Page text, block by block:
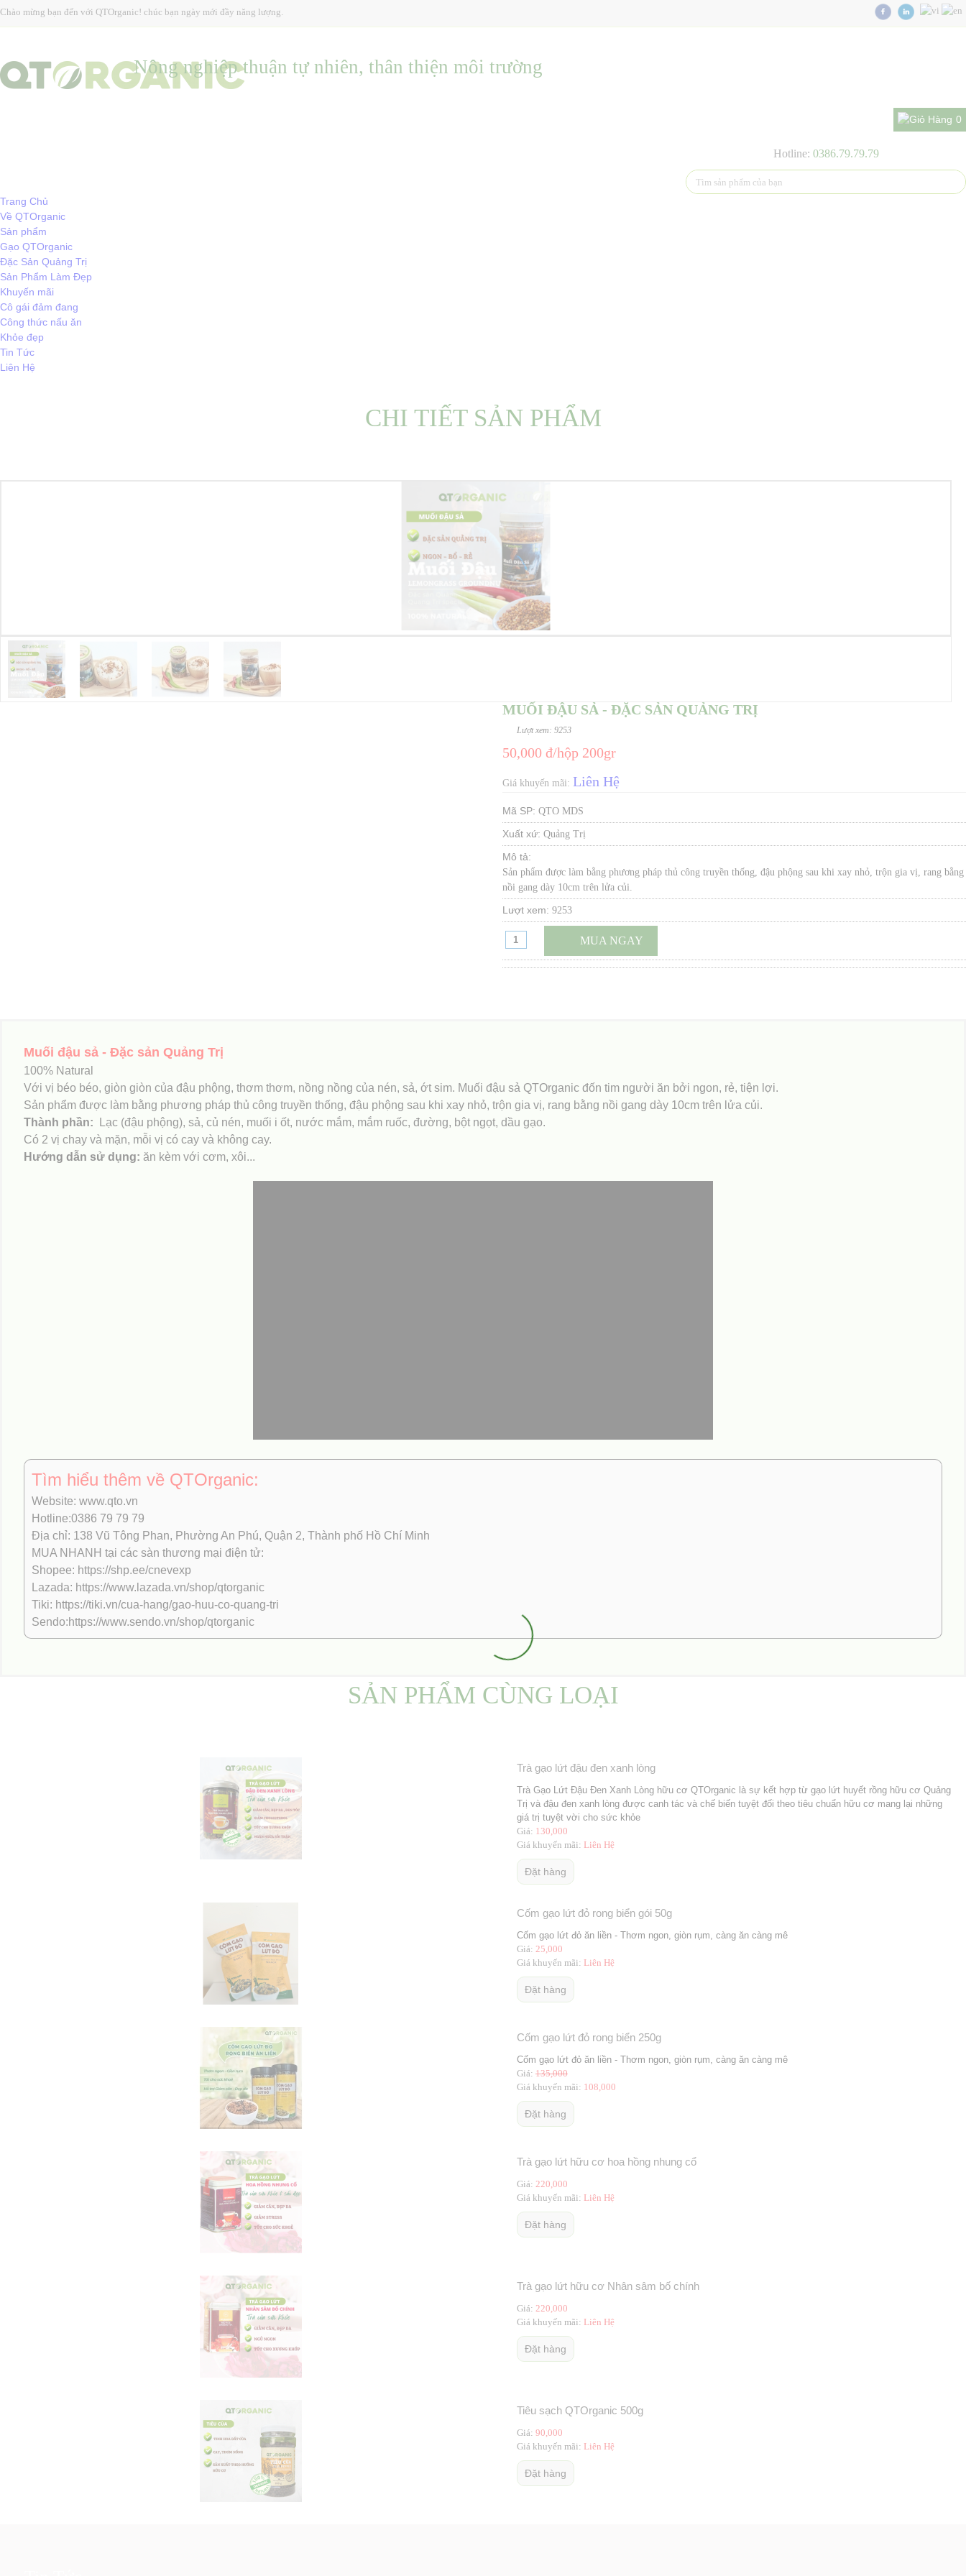
Chào mừng bạn đến với QTOrganic! chúc bạn ngày mới đầy năng lượng.
Nông nghiệp thuận tự nhiên, thân thiện môi trường
Hotline: 0386.79.79.79
Trang Chủ
Về QTOrganic
Sản phẩm
Gạo QTOrganic
Đặc Sản Quảng Trị
Sản Phẩm Làm Đẹp
Khuyến mãi
Cô gái đảm đang
Công thức nấu ăn
Khỏe đẹp
Tin Tức
Liên Hệ
CHI TIẾT SẢN PHẨM
MUỐI ĐẬU SẢ - ĐẶC SẢN QUẢNG TRỊ
Lượt xem: 9253
50,000 đ/hộp 200gr
Giá khuyến mãi: Liên Hệ
Mã SP: QTO MDS
Xuất xứ: Quảng Trị
Mô tả:
Sản phẩm được làm bằng phương pháp thủ công truyền thống, đậu phộng sau khi xay nhỏ, trộn gia vị, rang bằng
nồi gang dày 10cm trên lửa củi.
Lượt xem: 9253
MUA NGAY
Muối đậu sả - Đặc sản Quảng Trị
100% Natural
Với vị béo béo, giòn giòn của đậu phộng, thơm thơm, nồng nồng của nén, sả, ớt sim. Muối đậu sả QTOrganic đốn tim người ăn bởi ngon, rẻ, tiện lợi.
Sản phẩm được làm bằng phương pháp thủ công truyền thống, đậu phộng sau khi xay nhỏ, trộn gia vị, rang bằng nồi gang dày 10cm trên lửa củi.
Thành phần: Lạc (đậu phộng), sả, củ nén, muối i ốt, nước mắm, mắm ruốc, đường, bột ngọt, dầu gạo.
Có 2 vị chay và mặn, mỗi vị có cay và không cay.
Hướng dẫn sử dụng: ăn kèm với cơm, xôi...
Tìm hiểu thêm về QTOrganic:
Website: www.qto.vn
Hotline:0386 79 79 79
Địa chỉ: 138 Vũ Tông Phan, Phường An Phú, Quận 2, Thành phố Hồ Chí Minh
MUA NHANH tại các sàn thương mại điện tử:
Shopee: https://shp.ee/cnevexp
Lazada: https://www.lazada.vn/shop/qtorganic
Tiki: https://tiki.vn/cua-hang/gao-huu-co-quang-tri
Sendo:https://www.sendo.vn/shop/qtorganic
SẢN PHẨM CÙNG LOẠI
Trà gạo lứt đậu đen xanh lòng
Trà Gạo Lứt Đậu Đen Xanh Lòng hữu cơ QTOrganic là sự kết hợp từ gạo lứt huyết rồng hữu cơ Quảng
Trị và đậu đen xanh lòng được canh tác và chế biến tuyệt đối theo tiêu chuẩn hữu cơ mang lại những
giá trị tuyệt vời cho sức khỏe
Giá: 130,000
Giá khuyến mãi: Liên Hệ
Đặt hàng
Cốm gạo lứt đỏ rong biển gói 50g
Cốm gạo lứt đỏ ăn liền - Thơm ngon, giòn rụm, càng ăn càng mê
Giá: 25,000
Giá khuyến mãi: Liên Hệ
Đặt hàng
Cốm gạo lứt đỏ rong biển 250g
Cốm gạo lứt đỏ ăn liền - Thơm ngon, giòn rụm, càng ăn càng mê
Giá: 135,000
Giá khuyến mãi: 108,000
Đặt hàng
Trà gạo lứt hữu cơ hoa hồng nhung cổ
Giá: 220,000
Giá khuyến mãi: Liên Hệ
Đặt hàng
Trà gạo lứt hữu cơ Nhân sâm bố chính
Giá: 220,000
Giá khuyến mãi: Liên Hệ
Đặt hàng
Tiêu sạch QTOrganic 500g
Giá: 90,000
Giá khuyến mãi: Liên Hệ
Đặt hàng
0